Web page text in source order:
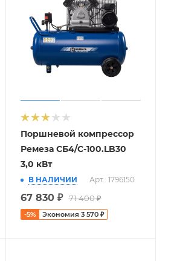
Поршневой компрессор
Ремеза СБ4/С-100.LB30
3,0 кВт
В НАЛИЧИИ Арт.: 1796150
67 830₽ 71 400₽
-5% Экономия 3 570₽